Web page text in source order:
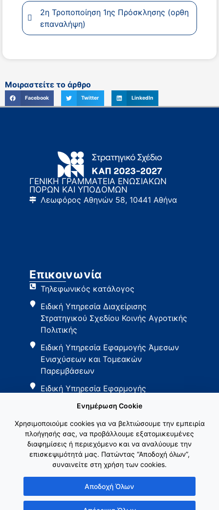
2η Τροποποίηση 1ης Πρόσκλησης (ορθη
επαναλήψη)
Μοιραστείτε το άρθρο
Facebook Twitter LinkedIn
ΓΕΝΙΚΗ ΓΡΑΜΜΑΤΕΙΑ ΕΝΩΣΙΑΚΩΝ
ΠΟΡΩΝ ΚΑΙ ΥΠΟΔΟΜΩΝ
Λεωφόρος Αθηνών 58, 10441 Αθήνα
Επικοινωνία
Τηλεφωνικός κατάλογος
Ειδική Υπηρεσία Διαχείρισης
Στρατηγικού Σχεδίου Κοινής Αγροτικής
Πολιτικής
Ειδική Υπηρεσία Εφαρμογής Άμεσων
Ενισχύσεων και Τομεακών
Παρεμβάσεων
Ειδική Υπηρεσία Εφαρμογής
Εθνικό Δίκτυο ΚΑΠ
Ενημέρωση Cookie
Χρησιμοποιούμε cookies για να βελτιώσουμε την εμπειρία
πλοήγησής σας, να προβάλλουμε εξατομικευμένες
διαφημίσεις ή περιεχόμενο και να αναλύουμε την
επισκεψιμότητά μας. Πατώντας “Αποδοχή όλων”,
συναινείτε στη χρήση των cookies.
Αποδοχή Όλων